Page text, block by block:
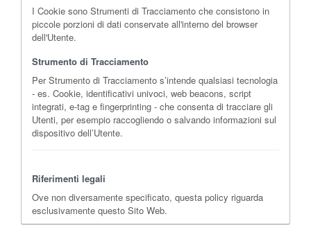
I Cookie sono Strumenti di Tracciamento che consistono in
piccole porzioni di dati conservate all'interno del browser
dell'Utente.
Strumento di Tracciamento
Per Strumento di Tracciamento s’intende qualsiasi tecnologia
- es. Cookie, identificativi univoci, web beacons, script
integrati, e-tag e fingerprinting - che consenta di tracciare gli
Utenti, per esempio raccogliendo o salvando informazioni sul
dispositivo dell’Utente.
Riferimenti legali
Ove non diversamente specificato, questa policy riguarda
esclusivamente questo Sito Web.